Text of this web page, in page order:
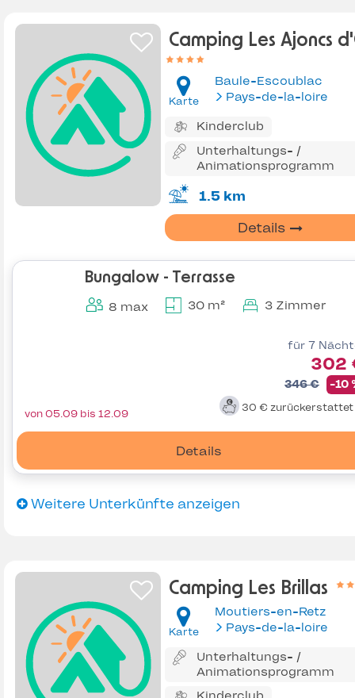
Camping Les Ajoncs
Karte
Baule-Escoublac
Pays-de-la-loire
Kinderclub
Unterhaltungs- /
Animationsprogramm
1.5 km
Details
Bungalow - Terrasse
8 max 30 m² 3 Zimmer
für 7
302
346 € -10
30 € zurückerstattet
Details
von 05.09 bis 12.09
Weitere Unterkünfte anzeigen
Camping Les Brillas
Karte
Moutiers-en-Retz
Pays-de-la-loire
Unterhaltungs- /
Animationsprogramm